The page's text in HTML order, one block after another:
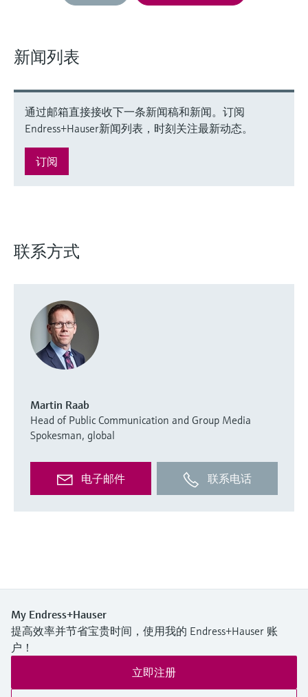
新闻列表
通过邮箱直接接收下一条新闻稿和新闻。订阅
Endress+Hauser新闻列表，时刻关注最新动态。
订阅
联系方式
Martin Raab
Head of Public Communication and Group Media
Spokesman, global
电子邮件 联系电话
My Endress+Hauser
提高效率并节省宝贵时间，使用我的 Endress+Hauser 账
户！
立即注册